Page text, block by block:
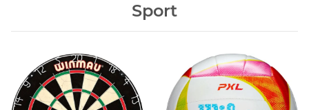
Sport